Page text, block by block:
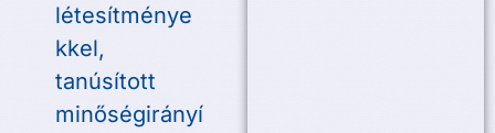
létesítménye
kkel,
tanúsított
minőségirányí